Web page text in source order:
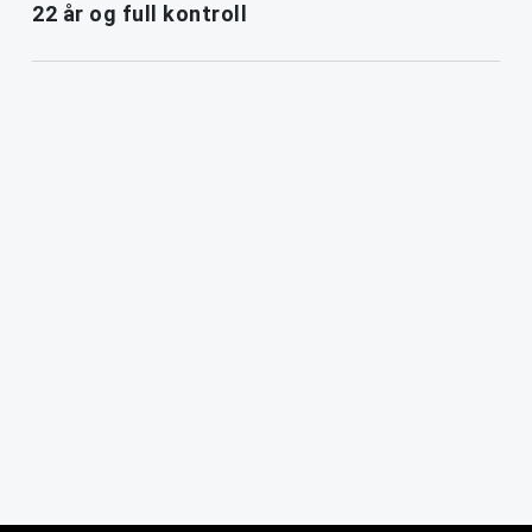
22 år og full kontroll